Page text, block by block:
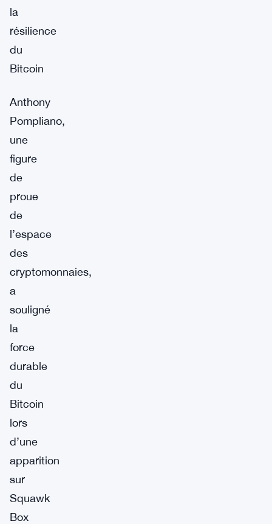
la
résilience
du
Bitcoin
Anthony
Pompliano,
une
figure
de
proue
de
l’espace
des
cryptomonnaies,
a
souligné
la
force
durable
du
Bitcoin
lors
d’une
apparition
sur
Squawk
Box